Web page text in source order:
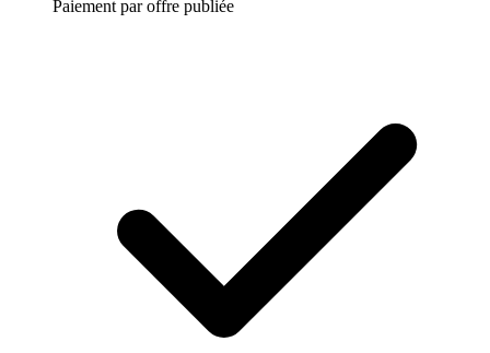
Paiement par offre publiée